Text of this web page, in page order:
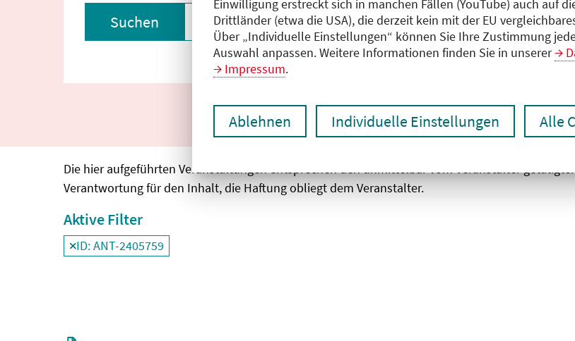
Einwilligung erstreckt sich in manchen Fällen (YouTube) auch auf
Drittländer (etwa die USA), die derzeit kein mit der EU
Über „Individuelle Einstellungen“ können Sie Ihre Zustimmung
Auswahl anpassen. Weitere Informationen finden Sie in unserer
Impressum.
Ablehnen Individuelle Einstellungen Alle
Suchen Filter zurücksetzen Ergebnisse drucken
Die hier aufgeführten Veranstaltungen entsprechen den unmittelbar vom Veranstalter
Verantwortung für den Inhalt, die Haftung obliegt dem Veranstalter.
Aktive Filter
Filter
ID: ANT-2405759
deaktivieren und Suchergebnisse neu laden